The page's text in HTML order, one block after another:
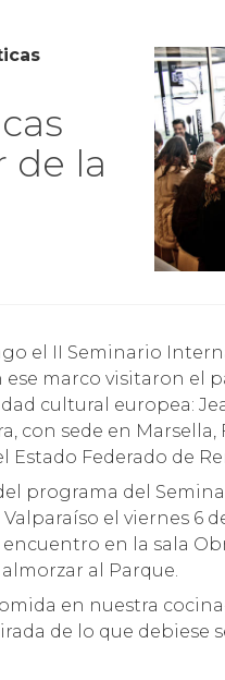
de la
ese marco visitaron el
cultural europea:
con sede en Marsella,
Federado de
programa del
el viernes 6
en la sala
al Parque.
en nuestra
de lo que debiese